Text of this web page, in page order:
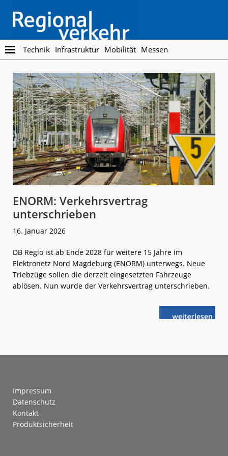
main
content
footer
Regionalverkehr
Die
Fachzeitschrift
den
Öffentlichen
Personennahverkehr
Technik Infrastruktur Mobilität Messen
ENORM: Verkehrsvertrag
unterschrieben
16. Januar 2026
DB Regio ist ab Ende 2028 für weitere 15 Jahre im
Elektronetz Nord Magdeburg (ENORM) unterwegs. Neue
Triebzüge sollen die derzeit eingesetzten Fahrzeuge
ablösen. Nun wurde der Verkehrsvertrag unterschrieben.
weiterlese
nENORM:
Impressum
Datenschutz
Kontakt
Produktsicherheit